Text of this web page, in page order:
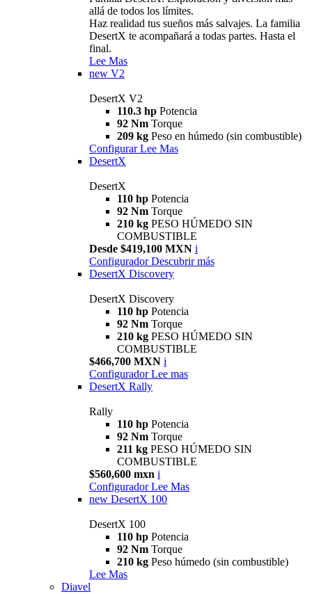
allá de todos los límites.
Haz realidad tus sueños más salvajes. La familia
DesertX te acompañará a todas partes. Hasta el
final.
Lee Mas
new V2
DesertX V2
110.3 hp Potencia
92 Nm Torque
209 kg Peso en húmedo (sin combustible)
Configurar Lee Mas
DesertX
DesertX
110 hp Potencia
92 Nm Torque
210 kg PESO HÚMEDO SIN
COMBUSTIBLE
Desde $419,100 MXN i
Configurador Descubrir más
DesertX Discovery
DesertX Discovery
110 hp Potencia
92 Nm Torque
210 kg PESO HÚMEDO SIN
COMBUSTIBLE
$466,700 MXN i
Configurador Lee mas
DesertX Rally
Rally
110 hp Potencia
92 Nm Torque
211 kg PESO HÚMEDO SIN
COMBUSTIBLE
$560,600 mxn i
Configurador Lee Mas
new DesertX 100
DesertX 100
110 hp Potencia
92 Nm Torque
210 kg Peso húmedo (sin combustible)
Lee Mas
Diavel